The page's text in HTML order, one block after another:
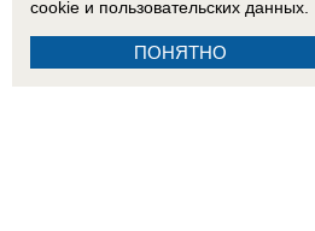
cookie и пользовательских данных.
ПОНЯТНО